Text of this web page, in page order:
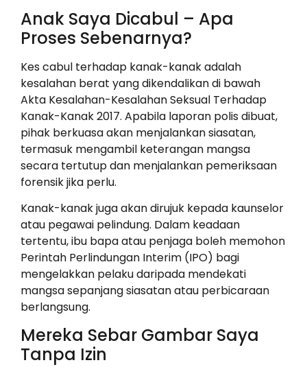
Anak Saya Dicabul – Apa
Proses Sebenarnya?
Kes cabul terhadap kanak-kanak adalah
kesalahan berat yang dikendalikan di bawah
Akta Kesalahan-Kesalahan Seksual Terhadap
Kanak-Kanak 2017. Apabila laporan polis dibuat,
pihak berkuasa akan menjalankan siasatan,
termasuk mengambil keterangan mangsa
secara tertutup dan menjalankan pemeriksaan
forensik jika perlu.
Kanak-kanak juga akan dirujuk kepada kaunselor
atau pegawai pelindung. Dalam keadaan
tertentu, ibu bapa atau penjaga boleh memohon
Perintah Perlindungan Interim (IPO) bagi
mengelakkan pelaku daripada mendekati
mangsa sepanjang siasatan atau perbicaraan
berlangsung.
Mereka Sebar Gambar Saya
Tanpa Izin